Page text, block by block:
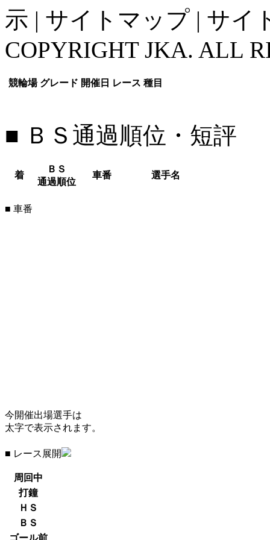
示 | サイトマップ | サイ
COPYRIGHT JKA. ALL
競輪場 グレード 開催日 レース 種目
■ ＢＳ通過順位・短評
着
ＢＳ
通過順位
車番 選手名
■ 車番
今開催出場選手は
太字で表示されます。
■ レース展開
周回中
打鐘
ＨＳ
ＢＳ
ゴール前